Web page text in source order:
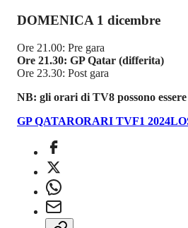
DOMENICA 1 dicembre
Ore 21.00: Pre gara
Ore 21.30: GP Qatar (differita)
Ore 23.30: Post gara
NB: gli orari di TV8 possono
GP QATARORARI TVF1 2024